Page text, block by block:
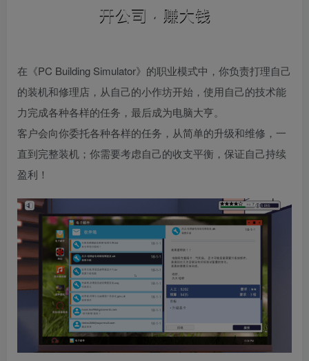
在《PC Building Simulator》的职业模式中，你负责打理自己
的装机和修理店，从自己的小作坊开始，使用自己的技术能
力完成各种各样的任务，最后成为电脑大亨。
客户会向你委托各种各样的任务，从简单的升级和维修，一
直到完整装机；你需要考虑自己的收支平衡，保证自己持续
盈利！